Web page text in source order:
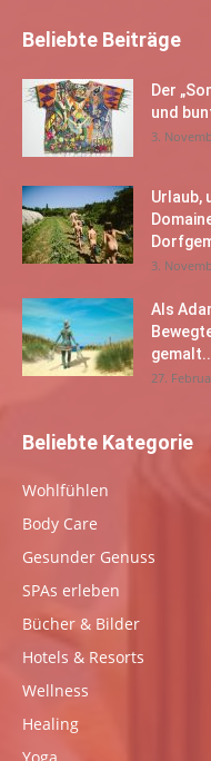
Beliebte Beiträge
Der
und
3.
Urlaub,
3.
Als
27.
Beliebte Kategorie
Wohlfühlen
Body Care
Gesunder Genuss
SPAs erleben
Bücher & Bilder
Hotels & Resorts
Wellness
Healing
Yoga